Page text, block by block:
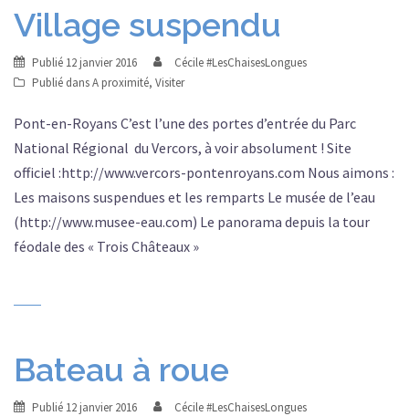
Village suspendu
Publié 12 janvier 2016
Cécile #LesChaisesLongues
Publié dansA proximité, Visiter
Pont-en-Royans C’est l’une des portes d’entrée du Parc
National Régional du Vercors, à voir absolument ! Site
officiel :http://www.vercors-pontenroyans.com Nous aimons :
Les maisons suspendues et les remparts Le musée de l’eau
(http://www.musee-eau.com) Le panorama depuis la tour
féodale des « Trois Châteaux »
Bateau à roue
Publié 12 janvier 2016
Cécile #LesChaisesLongues